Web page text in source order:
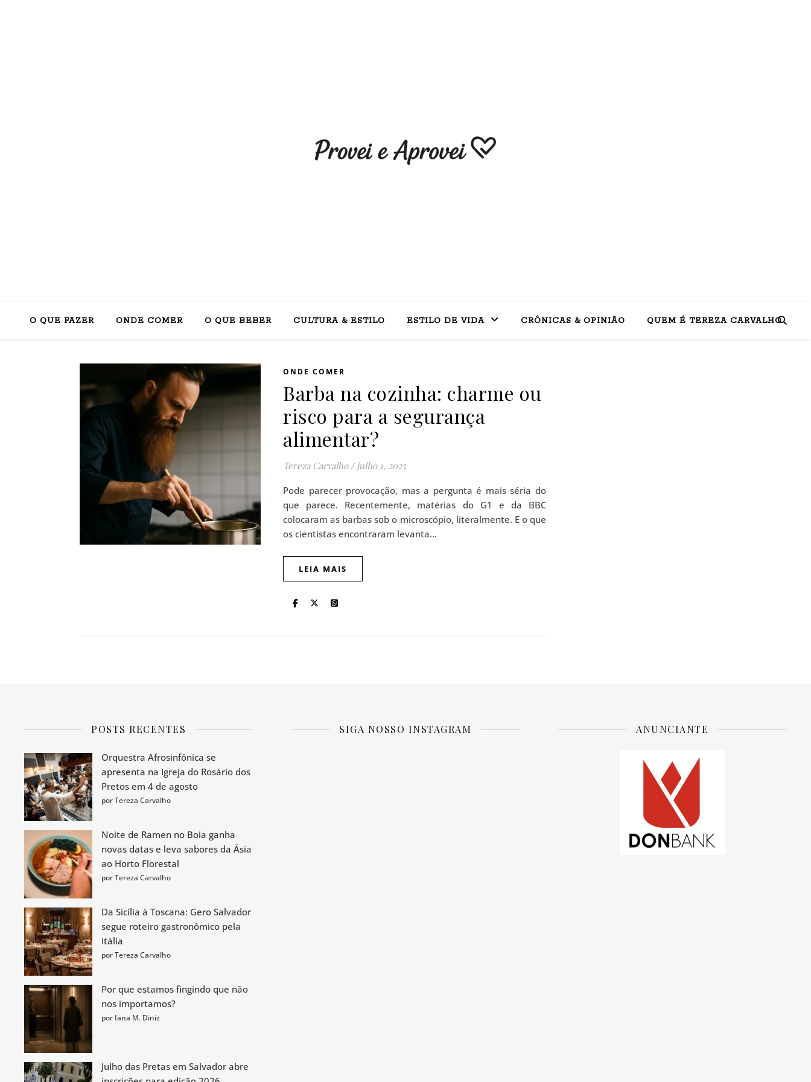
O QUE FAZER ONDE COMER O QUE BEBER CULTURA & ESTILO ESTILO DE VIDA CRÔNICAS & OPINIÃO QUEM É TEREZA CARVALHO
ONDE COMER
Barba na cozinha: charme ou
risco para a segurança
alimentar?
Tereza Carvalho / julho 1, 2025
Pode parecer provocação, mas a pergunta é mais séria do
que parece. Recentemente, matérias do G1 e da BBC
colocaram as barbas sob o microscópio, literalmente. E o que
os cientistas encontraram levanta…
LEIA MAIS
POSTS RECENTES
Orquestra Afrosinfônica se
apresenta na Igreja do Rosário dos
Pretos em 4 de agosto
por Tereza Carvalho
Noite de Ramen no Boia ganha
novas datas e leva sabores da Ásia
ao Horto Florestal
por Tereza Carvalho
Da Sicília à Toscana: Gero Salvador
segue roteiro gastronômico pela
Itália
por Tereza Carvalho
Por que estamos fingindo que não
nos importamos?
por Iana M. Diniz
Julho das Pretas em Salvador abre
SIGA NOSSO INSTAGRAM ANUNCIANTE